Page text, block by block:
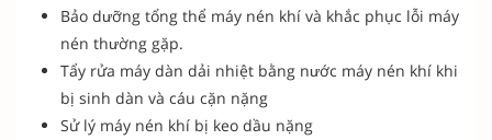
Bảo dưỡng tổng thể máy nén khí và khắc phục lỗi máy
nén thường gặp.
Tẩy rửa máy dàn dải nhiệt bằng nước máy nén khí khi
bị sinh dàn và cáu cặn nặng
Sử lý máy nén khí bị keo dầu nặng